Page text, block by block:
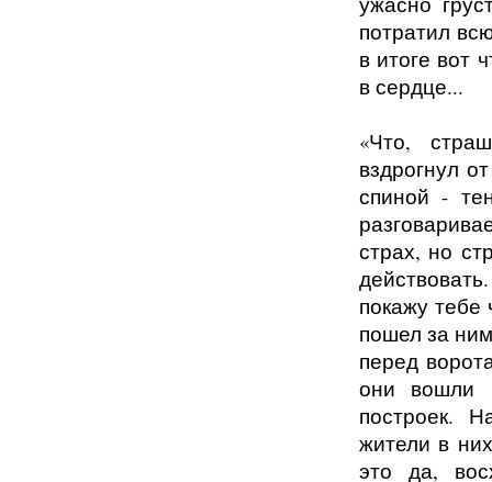
потратил
в итоге вот
в сердце...
«Что,
вздрогнул
спиной -
страх, но
покажу тебе
пошел за
перед
они вошли
построек.
жители в
это да,